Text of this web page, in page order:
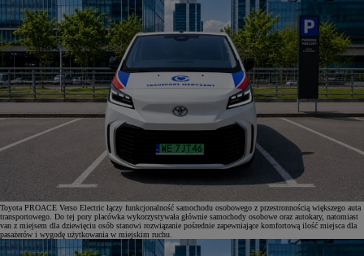
Toyota PROACE Verso Electric łączy funkcjonalność samochodu osobowego z przestronnością większego auta
transportowego. Do tej pory placówka wykorzystywała głównie samochody osobowe oraz autokary, natomiast
van z miejsem dla dziewięciu osób stanowi rozwiązanie pośrednie zapewniające komfortową ilość miejsca dla
pasażerów i wygodę użytkowania w miejskim ruchu.